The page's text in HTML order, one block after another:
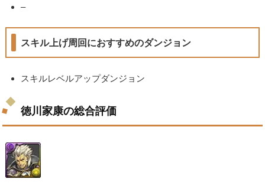
–
スキル上げ周回におすすめのダンジョン
スキルレベルアップダンジョン
徳川家康の総合評価